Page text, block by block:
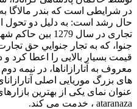
در شرایطی است که بندر مالاگا
حال رشد است: به دلیل دو تحول
تجاری در سال
جنوا، كه به تجار جنوايي حق
قيمت بسيار بالایی را اعطا کرد
معروف به آتارازاناها، در نیمه
های بزرگ موریایی اصلی
عنوان نمای یکی از بهترین
ataranaza ، خدمت می کند.